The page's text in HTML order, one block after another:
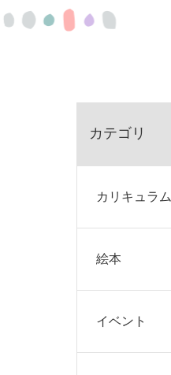
カテゴリ
カリキュラム
絵本
イベント